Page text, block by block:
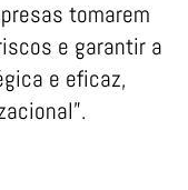
tomarem
e garantir a
e eficaz,